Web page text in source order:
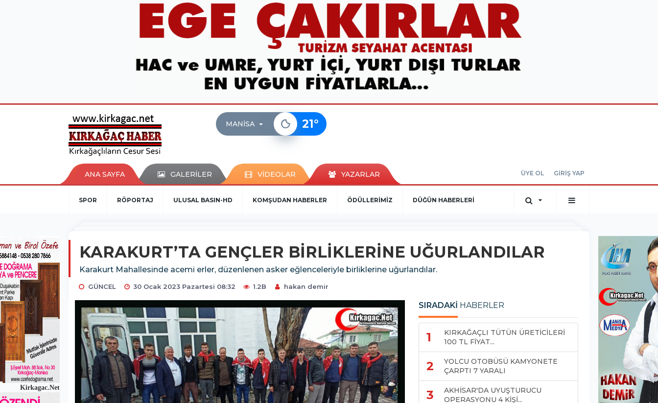
MANISA 21°
ANA SAYFA GALERİLER VİDEOLAR YAZARLAR ÜYE OL GİRİŞ YAP
SPOR RÖPORTAJ ULUSAL BASIN-HD KOMŞUDAN HABERLER ÖDÜLLERİMİZ DÜĞÜN HABERLERİ
KARAKURT’TA GENÇLER BİRLİKLERİNE UĞURLANDILAR
Karakurt Mahallesinde acemi erler, düzenlenen asker eğlenceleriyle birliklerine uğurlandılar.
GÜNCEL 30 Ocak 2023 Pazartesi 08:32 1.2B hakan demir
SIRADAKİ HABERLER
1
KIRKAĞAÇLI TÜTÜN ÜRETİCİLERİ
100 TL FİYAT...
2
YOLCU OTOBÜSÜ KAMYONETE
ÇARPTI 7 YARALI
3
AKHİSAR'DA UYUŞTURUCU
OPERASYONU 4 KİŞİ...
Kirkagac.Net